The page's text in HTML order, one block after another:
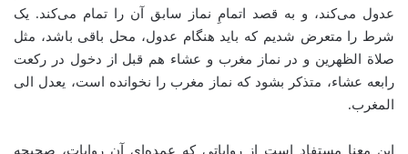
عدول می‌کند، و به قصد اتمامِ نماز سابق آن را تمام می‌کند. یک
شرط را متعرض شدیم که باید هنگام عدول، محل باقی باشد، مثل
صلاة الظهرین و در نماز مغرب و عشاء هم قبل از دخول در رکعت
رابعه عشاء، متذکر بشود که نماز مغرب را نخوانده است، یعدل الی
المغرب.
این معنا مستفاد است از روایاتی که عمده‌‌ای آن روایات، صحیحه